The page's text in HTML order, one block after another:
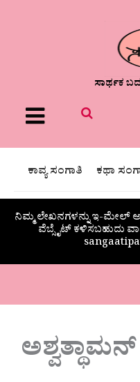
ಸಾರ್ಥಕ
Menu
ಕಾವ್ಯ ಸಂಗಾತಿ ಕಥಾ
ನಿಮ್ಮ ಲೇಖನಗಳನ್ನು ಇ-ಮೇಲ್
ವೆಬ್ಸೈಟ್ ಕಳಿಸಬಹುದು
ಅಶ್ವತ್ಥಾಮನ್